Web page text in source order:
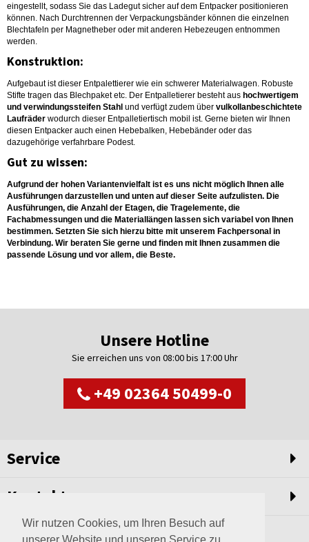
Wir nutzen Cookies, um Ihren Besuch auf
unserer Website und unseren Service zu
eingestellt, sodass Sie das Ladegut sicher auf dem Entpacker positionieren
können. Nach Durchtrennen der Verpackungsbänder können die einzelnen
Blechtafeln per Magnetheber oder mit anderen Hebezeugen entnommen
werden.
Konstruktion:
Aufgebaut ist dieser Entpalettierer wie ein schwerer Materialwagen. Robuste
Stifte tragen das Blechpaket etc. Der Entpalletierer besteht aus hochwertigem
und verwindungssteifen Stahl und verfügt zudem über vulkollanbeschichtete
Laufräder wodurch dieser Entpalletiertisch mobil ist. Gerne bieten wir Ihnen
diesen Entpacker auch einen Hebebalken, Hebebänder oder das
dazugehörige verfahrbare Podest.
Gut zu wissen:
Aufgrund der hohen Variantenvielfalt ist es uns nicht möglich Ihnen alle
Ausführungen darzustellen und unten auf dieser Seite aufzulisten. Die
Ausführungen, die Anzahl der Etagen, die Tragelemente, die
Fachabmessungen und die Materiallängen lassen sich variabel von Ihnen
bestimmen. Setzten Sie sich hierzu bitte mit unserem Fachpersonal in
Verbindung. Wir beraten Sie gerne und finden mit Ihnen zusammen die
passende Lösung und vor allem, die Beste.
Unsere Hotline
Sie erreichen uns von 08:00 bis 17:00 Uhr
+49 02364 50499-0
Service
Kontakt